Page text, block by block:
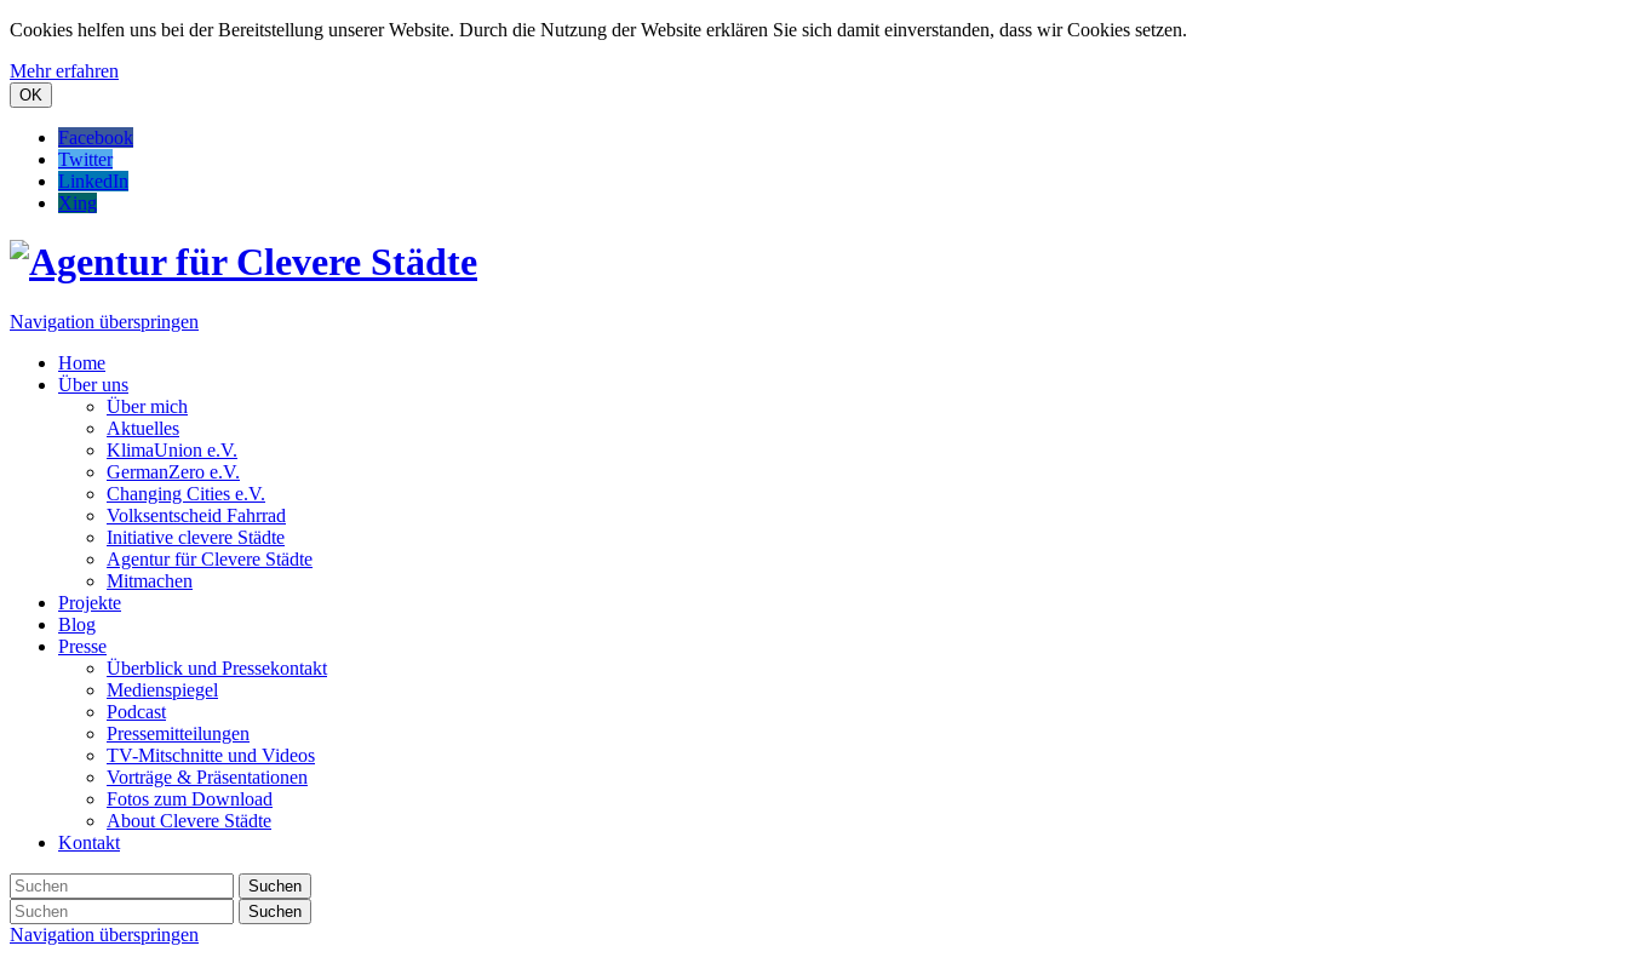
Cookies helfen uns bei der Bereitstellung unserer Website. Durch die Nutzung der Website erklären Sie sich damit einverstanden, dass wir Cookies setzen.
Mehr erfahren
OK
Facebook
Twitter
LinkedIn
Xing
Navigation überspringen
Home
Über uns
Über mich
Aktuelles
KlimaUnion e.V.
GermanZero e.V.
Changing Cities e.V.
Volksentscheid Fahrrad
Initiative clevere Städte
Agentur für Clevere Städte
Mitmachen
Projekte
Blog
Presse
Überblick und Pressekontakt
Medienspiegel
Podcast
Pressemitteilungen
TV-Mitschnitte und Videos
Vorträge & Präsentationen
Fotos zum Download
About Clevere Städte
Kontakt
Suchen
Suchen
Navigation überspringen